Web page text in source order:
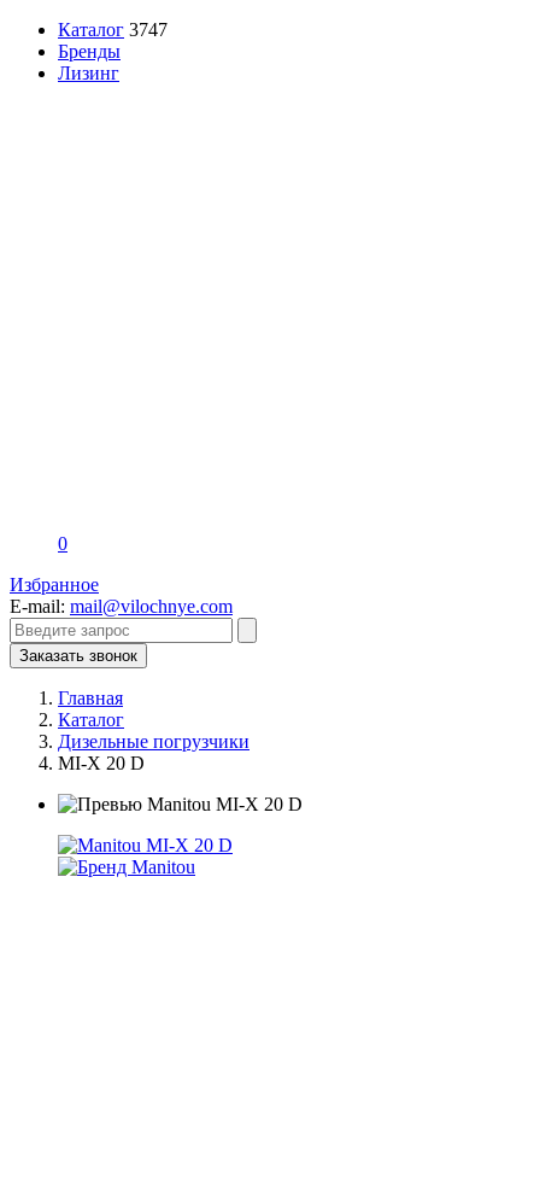
Каталог 3747
Бренды
Лизинг
0
Избранное
E-mail: mail@vilochnye.com
Заказать звонок
Главная
Каталог
Дизельные погрузчики
MI-X 20 D